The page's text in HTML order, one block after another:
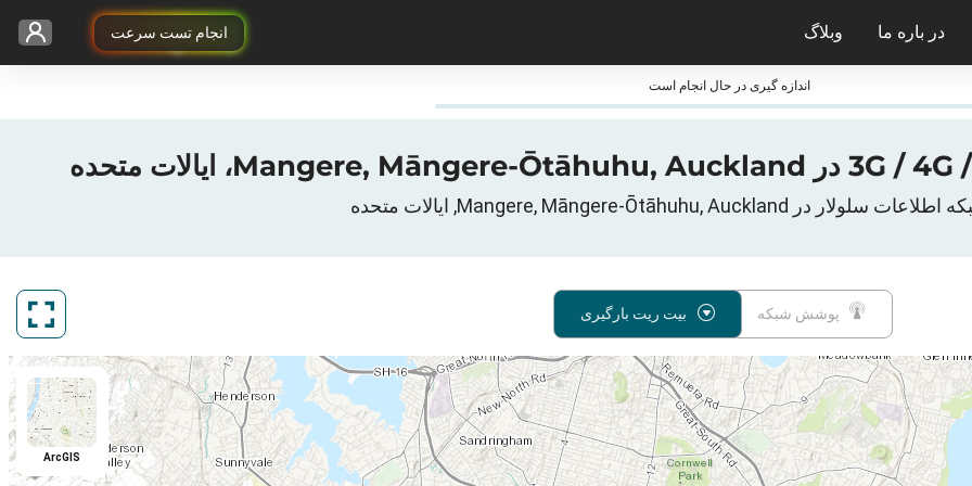
انجام تست سرعت در باره ما وبلاگ
اندازه گیری در حال انجام است
پوشش شبکه بیت ریت بارگیری
ArcGIS